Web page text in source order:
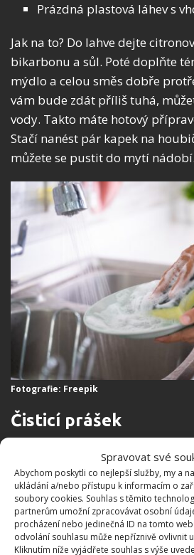
Spravovat své
Abychom poskytli co nejlepší služby, my a
ukládání a/nebo přístupu k informacím o
soubory cookies. Souhlas s těmito
partnerům umožní zpracovávat osobní
procházení nebo jedinečná ID na tomto
odvolání souhlasu může nepříznivě ovlivnit
Kliknutím níže vyjádřete souhlas s výše
Prázdná plastová láhev s
Jak na to? Do lahve dejte
bikarbonu a sůl. Poté doplňte
mýdlo a celou směs dobře
vám bude zdát příliš tuhá,
vody. Takto máte hotový
Stačí nanést pár kapek na
můžete se pustit do mytí nádobí.
Fotografie: Freepik
Čisticí prášek
Na některé povrchy je dobré
šla špína lépe dolů. Ani ten
snadno si jej vyrobíte.
gramů jedlé sody s jednou lžící
jednou lžičkou kukuřičného
promíchejte a vhodný